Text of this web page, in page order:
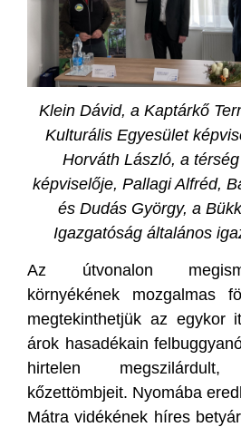
Klein Dávid, a Kaptárkő
Kulturális Egyesület
Horváth László, a
képviselője, Pallagi Alfréd,
és Dudás György, a
Igazgatóság általános
Az útvonalon
környékének mozgalmas
megtekinthetjük az egykor
árok hasadékain
hirtelen
kőzettömbjeit. Nyomába
Mátra vidékének híres